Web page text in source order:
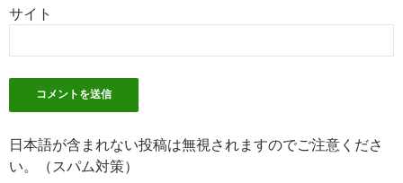
サイト
日本語が含まれない投稿は無視されますのでご注意くださ
い。（スパム対策）